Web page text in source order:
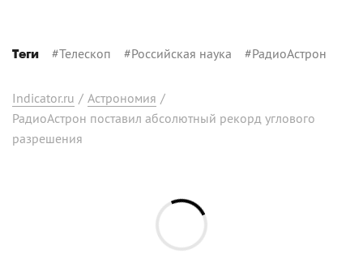
Теги #Телескоп #Российская наука #РадиоАстрон
Indicator.ru / Астрономия /
РадиоАстрон поставил абсолютный рекорд углового
разрешения